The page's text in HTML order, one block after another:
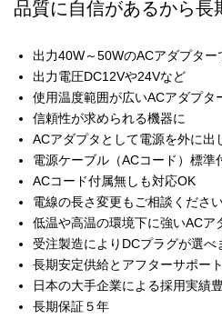
品質に自信があるから長
出力40W～50WのACアダプター
出力電圧DC12Vや24Vなど
使用温度範囲が広いACアダプタ
信頼性が求められる機器に
ACアダプタとして電源を外に出
電源ケーブル（ACコード）標準
ACコード付属無しも対応OK
電線の長さ変更もご相談くださ
低温や高温の環境下に強いACア
受注製造によりDCプラグが選べ
長期安定供給とアフターサポー
日本の大手企業による採用実績
長期保証５年